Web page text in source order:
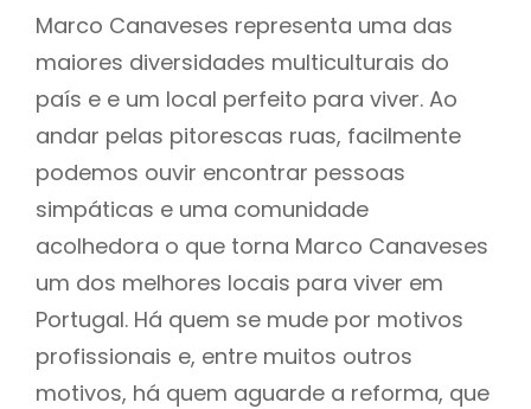
Marco Canaveses representa uma das
maiores diversidades multiculturais do
país e e um local perfeito para viver. Ao
andar pelas pitorescas ruas, facilmente
podemos ouvir encontrar pessoas
simpáticas e uma comunidade
acolhedora o que torna Marco Canaveses
um dos melhores locais para viver em
Portugal. Há quem se mude por motivos
profissionais e, entre muitos outros
motivos, há quem aguarde a reforma, que